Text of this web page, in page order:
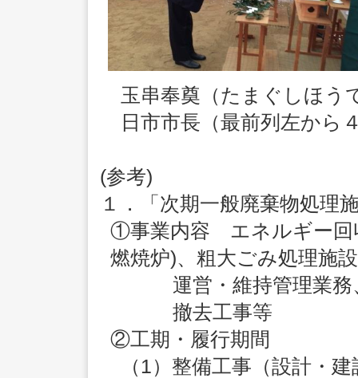
玉串奉奠（たまぐし
日市市長（最前列左から
(参考)
１．「次期一般廃棄物処理
①事業内容 エネルギー回
燃焼炉)、粗大ごみ処理施
運営・維持管理業
撤去工事等
②工期・履行期間
（1）整備工事（設計・